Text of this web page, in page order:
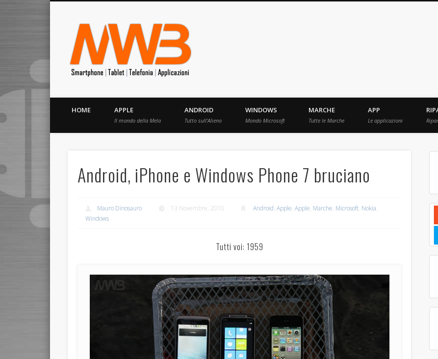
Siete appassionati di telefonia? I migliori Video, Recensioni e Prove raccolti in Rete.
HOME APPLE
Il mondo della Mela
ANDROID
Tutto sull’Alieno
WINDOWS
Mondo Microsoft
MARCHE
Tutte le Marche
APP
Le applicazioni
Android, iPhone e Windows Phone 7 bruciano
Mauro Dinosauro 13 Novembre, 2010 Android,Apple,Apple, Marche, Microsoft, Nokia,
Windows
Tutti voi: 1959